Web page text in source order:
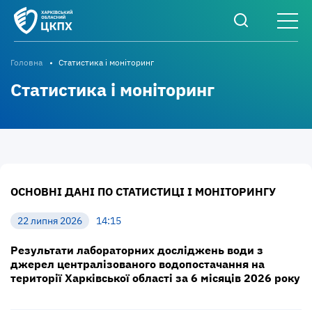
Головна Статистика і моніторинг
Статистика і моніторинг
ОСНОВНІ ДАНІ ПО СТАТИСТИЦІ І МОНІТОРИНГУ
22 липня 2026 14:15
Результати лабораторних досліджень води з
джерел централізованого водопостачання на
території Харківської області за 6 місяців 2026 року